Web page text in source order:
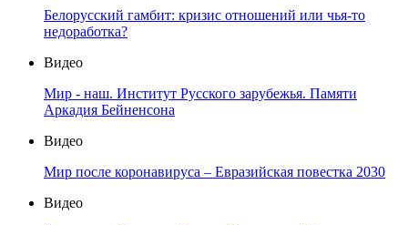
Белорусский гамбит: кризис отношений или чья-то
недоработка?
Видео
Мир - наш. Институт Русского зарубежья. Памяти
Аркадия Бейненсона
Видео
Мир после коронавируса – Евразийская повестка 2030
Видео